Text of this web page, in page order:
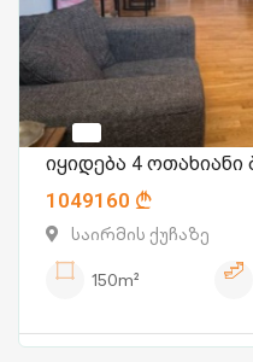
იყიდება 4
1049160
საირმის ქუჩაზე
150m²